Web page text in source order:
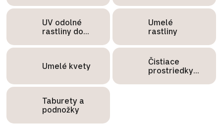
UV odolné
rastliny do
Umelé
rastliny
Umelé kvety
Čistiace
prostriedky
Taburety a
podnožky